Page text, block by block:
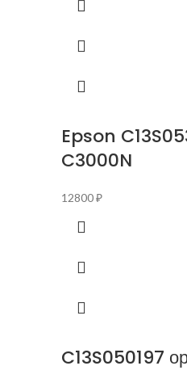
Epson
C3000N
12800₽
C13S050197